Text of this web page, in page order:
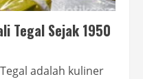
Tegal Sejak 1950
adalah kuliner